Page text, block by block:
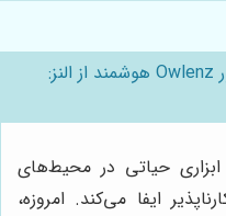
⭐️ راهنمای جامع خرید ویدئو پروژکتور Owlenz هوشمند از النز:
ابزاری حیاتی در محیط‌های
ایفا می‌کند. امروزه،